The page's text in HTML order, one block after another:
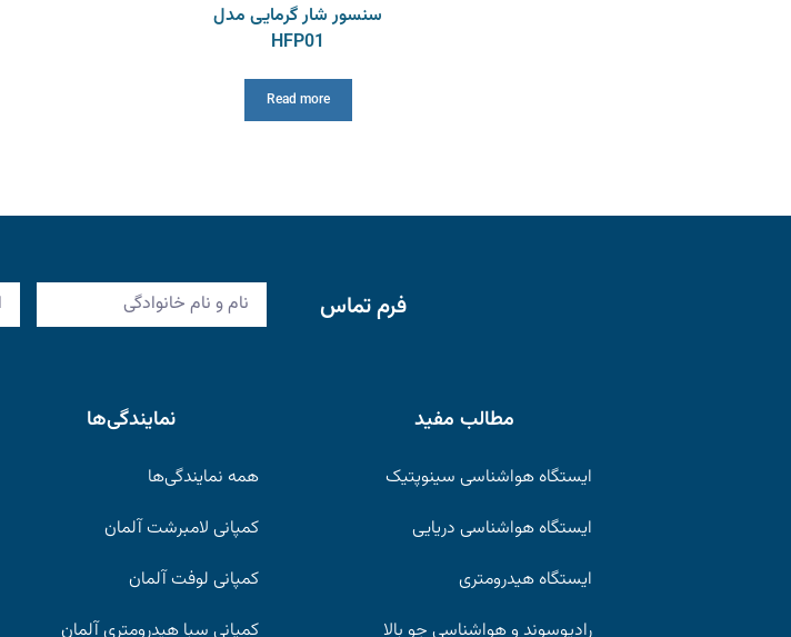
سنسور شار گرمایی مدل
HFP01
Read more
فرم تماس
نمایندگی‌ها
همه نمایندگی‌ها
کمپانی لامبرشت آلمان
کمپانی لوفت آلمان
کمپانی سبا هیدرومتری آلمان
مطالب مفید
ایستگاه هواشناسی سینوپتیک
ایستگاه هواشناسی دریایی
ایستگاه هیدرومتری
رادیوسوند و هواشناسی جو بالا